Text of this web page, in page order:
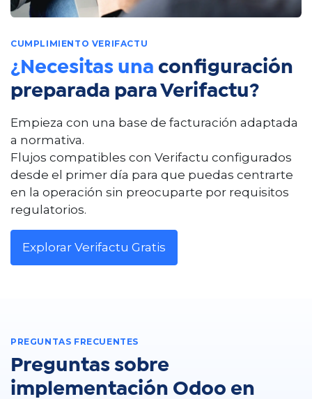
CUMPLIMIENTO VERIFACTU
¿Necesitas una configuración
preparada para Verifactu?
Empieza con una base de facturación adaptada
a normativa.
Flujos compatibles con Verifactu configurados
desde el primer día para que puedas centrarte
en la operación sin preocuparte por requisitos
regulatorios.
Explorar Verifactu Gratis
PREGUNTAS FRECUENTES
Preguntas sobre
implementación Odoo en